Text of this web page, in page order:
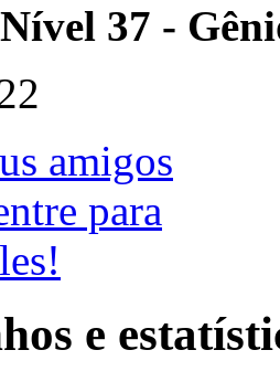
Nível 37 -
e